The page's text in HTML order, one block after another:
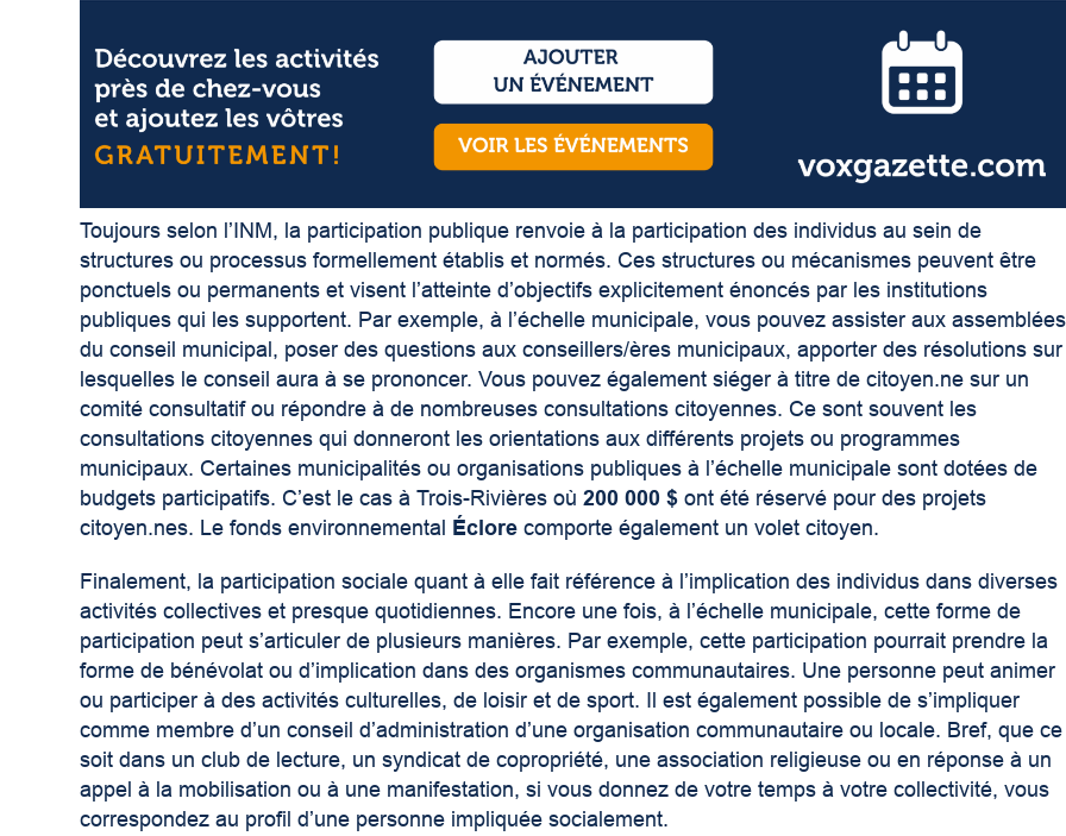
Toujours selon l’INM, la participation publique renvoie à la participation des individus au sein de
structures ou processus formellement établis et normés. Ces structures ou mécanismes peuvent être
ponctuels ou permanents et visent l’atteinte d’objectifs explicitement énoncés par les institutions
publiques qui les supportent. Par exemple, à l’échelle municipale, vous pouvez assister aux assemblées
du conseil municipal, poser des questions aux conseillers/ères municipaux, apporter des résolutions sur
lesquelles le conseil aura à se prononcer. Vous pouvez également siéger à titre de citoyen.ne sur un
comité consultatif ou répondre à de nombreuses consultations citoyennes. Ce sont souvent les
consultations citoyennes qui donneront les orientations aux différents projets ou programmes
municipaux. Certaines municipalités ou organisations publiques à l’échelle municipale sont dotées de
budgets participatifs. C’est le cas à Trois-Rivières où200 000 $ ont été réservé pour des projets
citoyen.nes. Le fonds environnemental
Éclore comporte également un volet citoyen.
Finalement, la participation sociale quant à elle fait référence à l’implication des individus dans diverses
activités collectives et presque quotidiennes. Encore une fois, à l’échelle municipale, cette forme de
participation peut s’articuler de plusieurs manières. Par exemple, cette participation pourrait prendre la
forme de bénévolat ou d’implication dans des organismes communautaires. Une personne peut animer
ou participer à des activités culturelles, de loisir et de sport. Il est également possible de s’impliquer
comme membre d’un conseil d’administration d’une organisation communautaire ou locale. Bref, que ce
soit dans un club de lecture, un syndicat de copropriété, une association religieuse ou en réponse à un
appel à la mobilisation ou à une manifestation, si vous donnez de votre temps à votre collectivité, vous
correspondez au profil d’une personne impliquée socialement.